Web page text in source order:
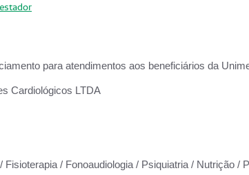
para atendimentos aos beneficiários da
Cardiológicos LTDA
Fisioterapia / Fonoaudiologia / Psiquiatria / Nutrição /